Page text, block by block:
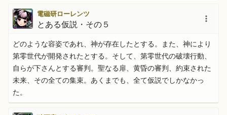
電磁研ローレンツ
とある仮説・その５
どのような容姿であれ、神が存在したとする。また、神により
第零世代が開発されたとする。そして、第零世代の破壊行動、
自らが下さんとする審判。聖なる扉、黄昏の審判、約束された
未来、その全ての集束。あくまでも、全て仮説でしかなかっ
た。